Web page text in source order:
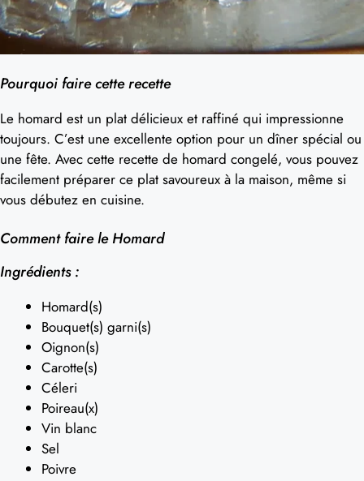
Pourquoi faire cette recette
Le homard est un plat délicieux et raffiné qui impressionne
toujours. C’est une excellente option pour un dîner spécial ou
une fête. Avec cette recette de homard congelé, vous pouvez
facilement préparer ce plat savoureux à la maison, même si
vous débutez en cuisine.
Comment faire le Homard
Ingrédients :
Homard(s)
Bouquet(s) garni(s)
Oignon(s)
Carotte(s)
Céleri
Poireau(x)
Vin blanc
Sel
Poivre